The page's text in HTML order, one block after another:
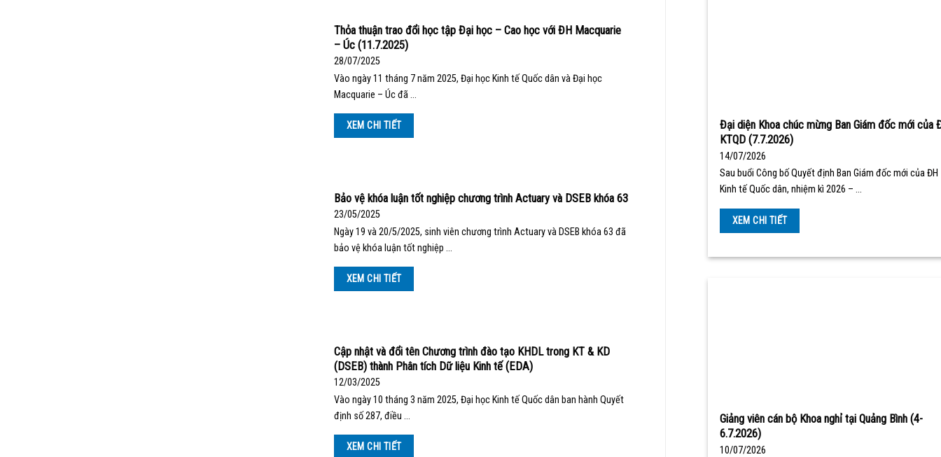
Thỏa thuận trao đổi học tập Đại học – Cao học với ĐH Macquarie
– Úc (11.7.2025)
28/07/2025
Vào ngày 11 tháng 7 năm 2025, Đại học Kinh tế Quốc dân và Đại học
Macquarie – Úc đã …
XEM CHI TIẾT
Bảo vệ khóa luận tốt nghiệp chương trình Actuary và DSEB khóa 63
23/05/2025
Ngày 19 và 20/5/2025, sinh viên chương trình Actuary và DSEB khóa 63 đã
bảo vệ khóa luận tốt nghiệp …
XEM CHI TIẾT
Cập nhật và đổi tên Chương trình đào tạo KHDL trong KT & KD
(DSEB) thành Phân tích Dữ liệu Kinh tế (EDA)
12/03/2025
Vào ngày 10 tháng 3 năm 2025, Đại học Kinh tế Quốc dân ban hành Quyết
định số 287, điều …
XEM CHI TIẾT
Đại diện Khoa chúc mừng Ban Giám đốc mới của
KTQD (7.7.2026)
14/07/2026
Sau buổi Công bố Quyết định Ban Giám đốc mới của ĐH
Kinh tế Quốc dân, nhiệm kì 2026 – …
XEM CHI TIẾT
Giảng viên cán bộ Khoa nghỉ tại Quảng Bình (4-
6.7.2026)
10/07/2026